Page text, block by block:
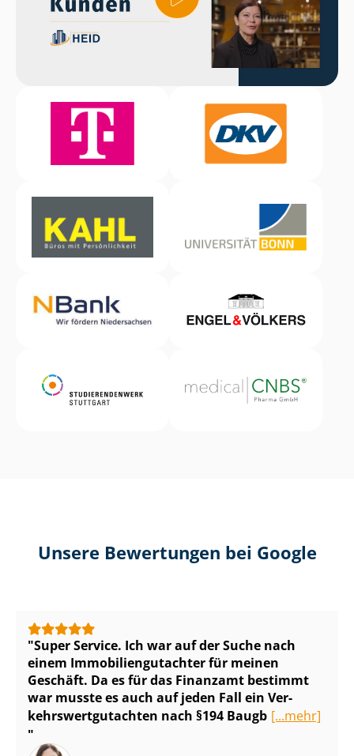
Unsere Bewertungen bei Google
Super Service. Ich war auf der Suche nach
einem Im­mo­bi­li­en­gut­ach­ter für meinen
Geschäft. Da es für das Finanzamt bestimmt
war musste es auch auf jeden Fall ein Ver­
kehrs­wert­gut­ach­ten nach §194 Baugb [...mehr]